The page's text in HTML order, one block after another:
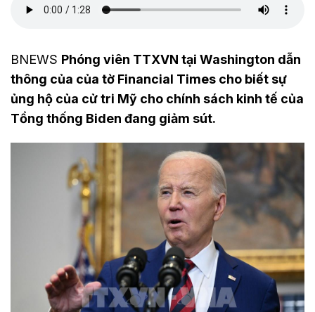
BNEWS Phóng viên TTXVN tại Washington dẫn
thông của của tờ Financial Times cho biết sự
ủng hộ của cử tri Mỹ cho chính sách kinh tế của
Tổng thống Biden đang giảm sút.